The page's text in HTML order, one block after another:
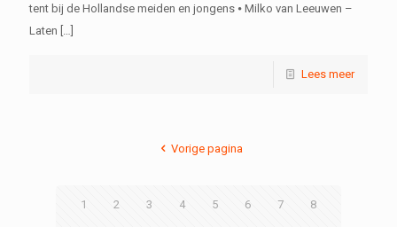
tent bij de Hollandse meiden en jongens ⦁ Milko van Leeuwen –
Laten […]
Lees meer
Vorige pagina
1 2 3 4 5 6 7 8